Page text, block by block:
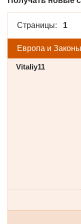
Страницы: 1
Европа и
Vitaliy11